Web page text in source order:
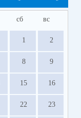
сб вс
1 2
8 9
15 16
22 23